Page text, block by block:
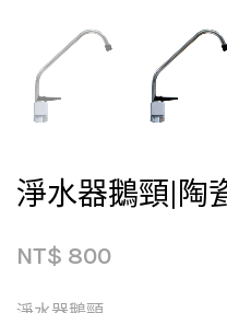
淨水器鵝頸|陶
NT$ 800